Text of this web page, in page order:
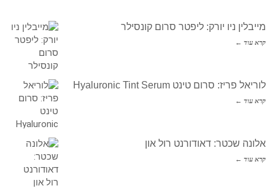
מייבלין ניו יורק: ליפטר סרום קונסילר
קרא עוד ←
לוריאל פריז: סרום טינט Hyaluronic Tint Serum
קרא עוד ←
אלונה שכטר: דאודורנט רול און
קרא עוד ←